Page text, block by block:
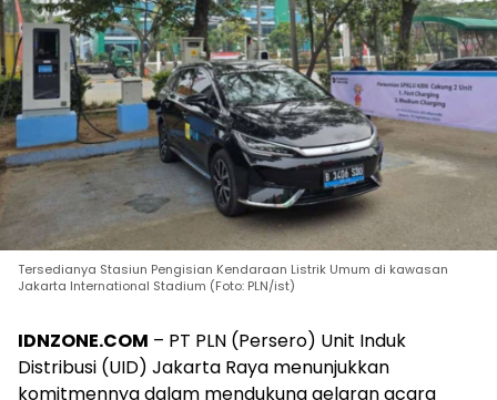
Tersedianya Stasiun Pengisian Kendaraan Listrik Umum di kawasan
Jakarta International Stadium (Foto: PLN/ist)
IDNZONE.COM – PT PLN (Persero) Unit Induk
Distribusi (UID) Jakarta Raya menunjukkan
komitmennya dalam mendukung gelaran acara